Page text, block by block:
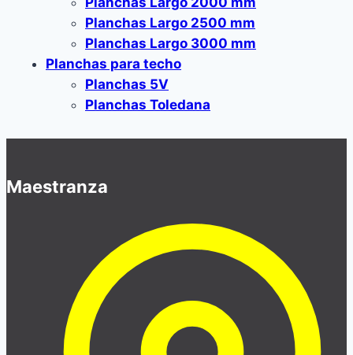
Planchas Largo 2500 mm
Planchas Largo 3000 mm
Planchas para techo
Planchas 5V
Planchas Toledana
Maestranza